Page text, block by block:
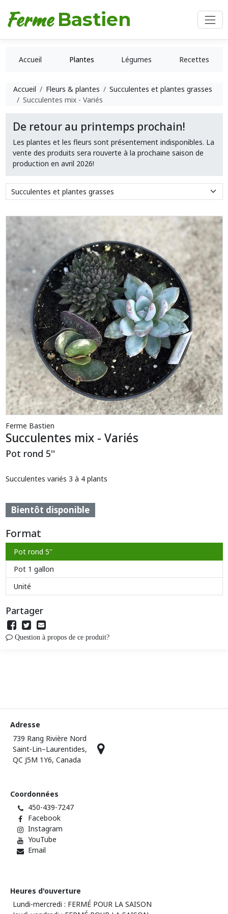
Ferme Bastien
Accueil Plantes Légumes Recettes
Accueil Fleurs & plantes
Succulentes et plantes grasses
Succulentes mix - Variés
De retour au printemps prochain!
Les plantes et les fleurs sont présentement indisponibles. La
vente des produits sera rouverte à la prochaine saison de
production en avril 2026!
Ferme Bastien
Succulentes mix - Variés
Pot rond 5''
Succulentes variés 3 à 4 plants
Bientôt disponible
Format
Pot rond 5''
Pot 1 gallon
Unité
Partager
Question à propos de ce produit?
Adresse
739 Rang Rivière Nord
Saint-Lin–Laurentides,
QC J5M 1Y6, Canada
Coordonnées
450-439-7247
Facebook
Instagram
YouTube
Email
Heures d'ouverture
Lundi-mercredi : FERMÉ POUR LA SAISON